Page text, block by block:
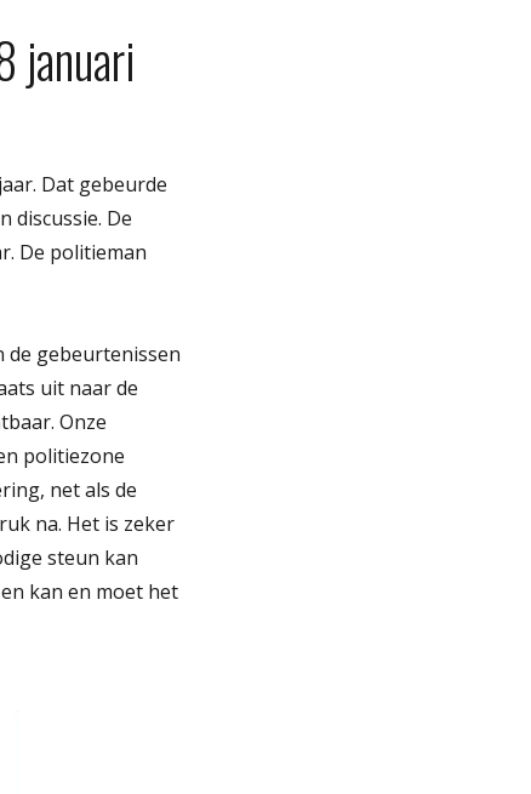
januari
Dat gebeurde
discussie. De
De politieman
de gebeurtenissen
uit naar de
Onze
politiezone
net als de
na. Het is zeker
steun kan
kan en moet het